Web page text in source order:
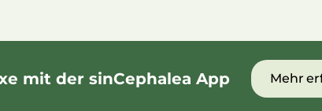
mit der sinCephalea App Mehr